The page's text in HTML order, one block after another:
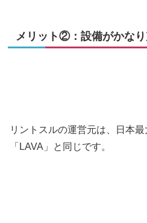
メリット②：設備がかな
リントスルの運営元は、日本
「LAVA」と同じです。